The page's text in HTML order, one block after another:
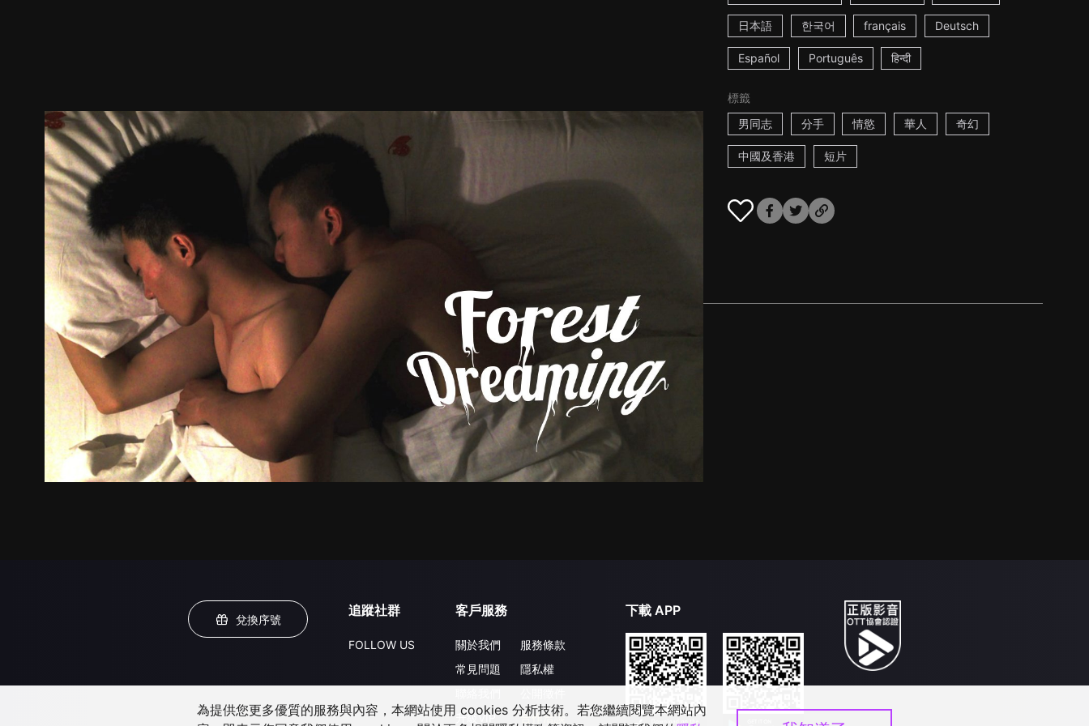
日本語 한국어 français Deutsch
Español Português हिन्दी
標籤
男同志
分手 情慾 華人 奇幻
中國及香港 短片
預告 劇照 推薦影片 劇情介紹
兌換序號
追蹤社群
FOLLOW US
客戶服務
關於我們
常見問題
升級VIP
服務條款
隱私權
合作洽談
下載 APP
為提供您更多優質的服務與內容，本網站使用 cookies 分析技術。若您繼續閱覽本網站內